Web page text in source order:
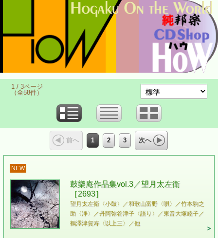
1 / 3ページ
（全58件）
前へ 1 2 3 次へ
NEW
鼓樂庵作品集vol.3／望月太左衛
［2693］
望月太左衛〈小鼓〉／和歌山富野〈唄〉／竹本駒之
助〈浄〉／丹阿弥谷津子〈語り〉／東音大塚睦子／
鶴澤津賀寿〈以上三〉／他